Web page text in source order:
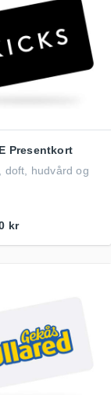
Presentkort
doft, hudvård og
kr